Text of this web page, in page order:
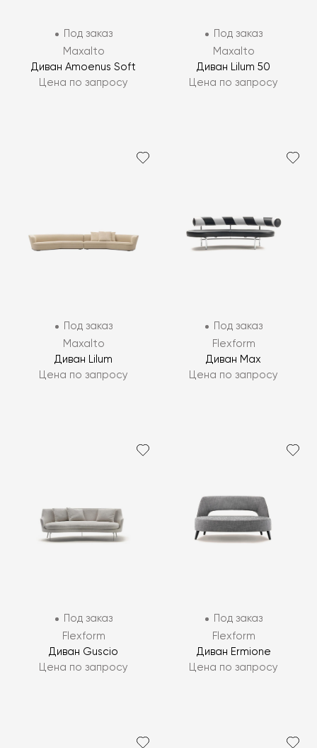
Под заказ
Maxalto
Диван Amoenus Soft
Цена по запросу
Под заказ
Maxalto
Диван Lilum 50
Цена по запросу
Под заказ
Maxalto
Диван Lilum
Цена по запросу
Под заказ
Flexform
Диван Max
Цена по запросу
Под заказ
Flexform
Диван Guscio
Цена по запросу
Под заказ
Flexform
Диван Ermione
Цена по запросу